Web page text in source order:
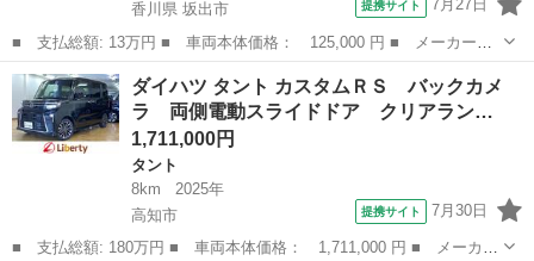
香川県 坂出市
提携サイト 7月27日
■ 支払総額: 13万円 ■ 車両本体価格： 125,000 円 ■ メーカー
名： ダイハツ ■ 車種名： タント ■ グレード名： Ｘ ＳＡＩ
Ｉ 片側パワースライドドア レーダーブレーキサポート タイミン
グチェーン ■ ...
香川 坂出市 タント
ダイハツ タント カスタムＲＳ バックカメ
ラ 両側電動スライドドア クリアラン…
1,711,000円
タント
8km
2025年
高知市
提携サイト 7月30日
■ 支払総額: 180万円 ■ 車両本体価格： 1,711,000 円 ■ メーカー